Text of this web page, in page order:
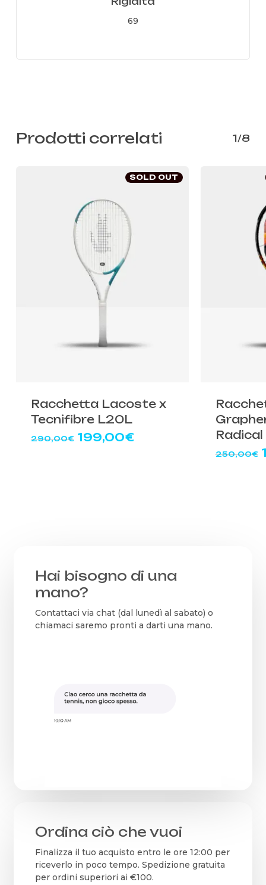
69
Prodotti correlati 1/8
SOLD OUT
Racchetta Lacoste x
Tecnifibre L20L
290,00€ Il
199,00€Il
Radical
250,00€ Il
Hai bisogno di una
mano?
Contattaci via chat (dal lunedì al sabato) o
chiamaci saremo pronti a darti una mano.
Ordina ciò che vuoi
Finalizza il tuo acquisto entro le ore 12:00 per
riceverlo in poco tempo. Spedizione gratuita
per ordini superiori ai €100.